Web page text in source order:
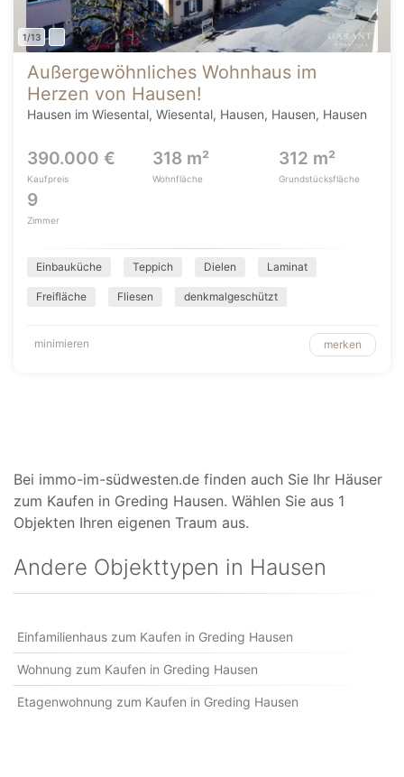
1/13
Außergewöhnliches Wohnhaus im
Herzen von Hausen!
Hausen im Wiesental, Wiesental, Hausen, Hausen, Hausen
390.000 €
Kaufpreis
318 m²
Wohnfläche
312 m²
Grundstücksfläche
9
Zimmer
Einbauküche Teppich Dielen Laminat
Freifläche Fliesen denkmalgeschützt
minimieren merken
Bei immo-im-südwesten.de finden auch Sie Ihr Häuser
zum Kaufen in Greding Hausen. Wählen Sie aus 1
Objekten Ihren eigenen Traum aus.
Andere Objekttypen in Hausen
Einfamilienhaus zum Kaufen in Greding Hausen
Wohnung zum Kaufen in Greding Hausen
Etagenwohnung zum Kaufen in Greding Hausen